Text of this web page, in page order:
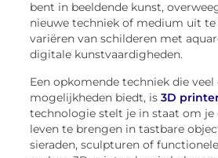
bent in beeldende kunst,
nieuwe techniek of medium uit
variëren van schilderen met
digitale kunstvaardigheden.
Een opkomende techniek die veel
mogelijkheden biedt, is3D
technologie stelt je in staat om
leven te brengen in tastbare
sieraden, sculpturen of